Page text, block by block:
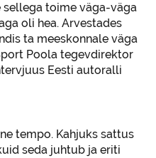
sellega toime väga-väga
oli hea. Arvestades
ta meeskonnale väga
Poola tegevdirektor
Eesti autoralli
tempo. Kahjuks sattus
seda juhtub ja eriti